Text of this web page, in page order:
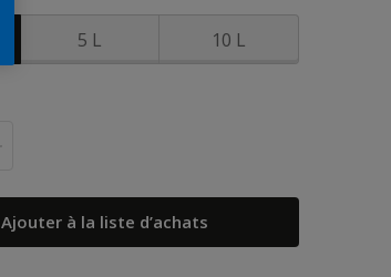
5 L 10 L
Ajouter à la liste d’achats